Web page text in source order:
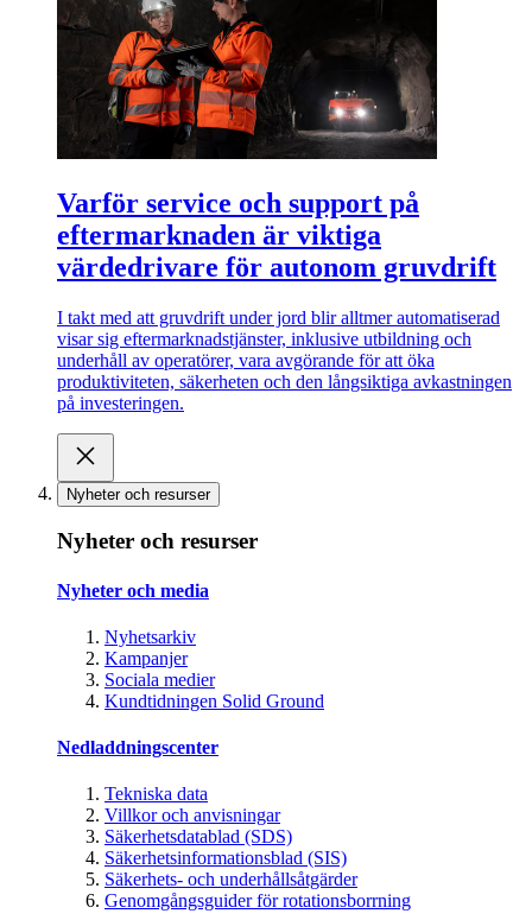
Varför service och support på
eftermarknaden är viktiga
värdedrivare för autonom gruvdrift
I takt med att gruvdrift under jord blir alltmer automatiserad
visar sig eftermarknadstjänster, inklusive utbildning och
underhåll av operatörer, vara avgörande för att öka
produktiviteten, säkerheten och den långsiktiga avkastningen
på investeringen.
Nyheter och resurser
Nyheter och resurser
Nyheter och media
Nyhetsarkiv
Kampanjer
Sociala medier
Kundtidningen Solid Ground
Nedladdningscenter
Tekniska data
Villkor och anvisningar
Säkerhetsdatablad (SDS)
Säkerhetsinformationsblad (SIS)
Säkerhets- och underhållsåtgärder
Genomgångsguider för rotationsborrning